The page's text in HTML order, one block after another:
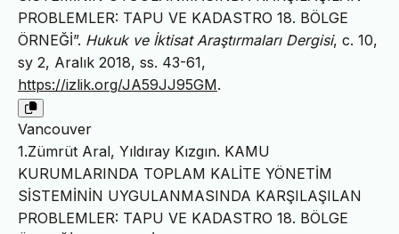
PROBLEMLER: TAPU VE KADASTRO 18. BÖLGE
ÖRNEĞİ”. Hukuk ve İktisat Araştırmaları Dergisi, c. 10,
sy 2, Aralık 2018, ss. 43-61,
https://izlik.org/JA59JJ95GM.
Vancouver
1.Zümrüt Aral, Yıldıray Kızgın. KAMU
KURUMLARINDA TOPLAM KALİTE YÖNETİM
SİSTEMİNİN UYGULANMASINDA KARŞILAŞILAN
PROBLEMLER: TAPU VE KADASTRO 18. BÖLGE